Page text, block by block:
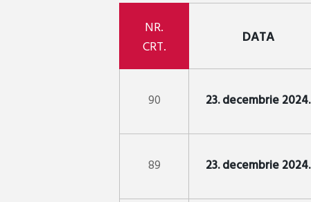
NR.
CRT.
DATA
90 23. decembrie 2024.
89 23. decembrie 2024.